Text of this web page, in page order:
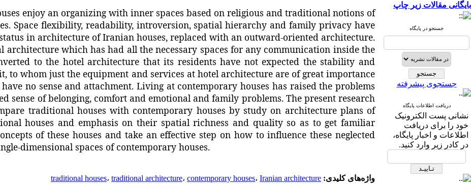
بایگانی مقالات زیر چاپ
جستجو در پایگاه
جستجوی پیشرفته
دریافت اطلاعات پایگاه
نشانی پست الکترونیک
خود را برای دریافت
اطلاعات و اخبار پایگاه،
در کادر زیر وارد کنید.
enjoy an organizing with inner spaces based on religious and traditional notions of
Space flexibility, readability, introversion,spatial hierarchy and family privacy have
in architecture of Iranian houses, replaced with an outward-oriented architecture.
architecture which has had all the necessary spaces for any communication inside the
to the hotel architecture that its residents have not expected the stability and
to whom just the equipment and services at hotel architecture are of great importance
no sense and attachment. Living at contemporary houses has raised the problems
sense of belonging, comfort and emotional and family problems. The present research
traditional houses with contemporary houses by study on architecture plans of
houses and emphasis on their spatial richness and quality so as to get familiar
of these houses and take an effective step on how to influence these neglected
dimensional spaces of contemporary houses.
واژه‌های کلیدی: traditional houses، traditional architecture، contemporary houses، Iranian architecture